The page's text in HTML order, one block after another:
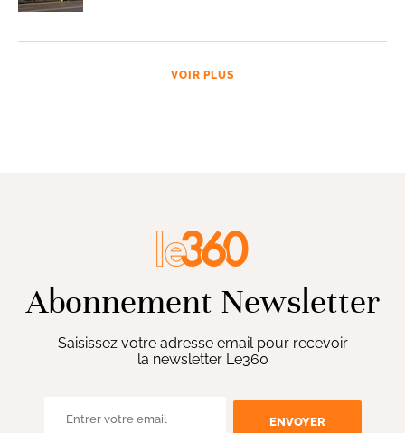
VOIR PLUS
Abonnement Newsletter
Saisissez votre adresse email pour recevoir
la newsletter Le360
ENVOYER